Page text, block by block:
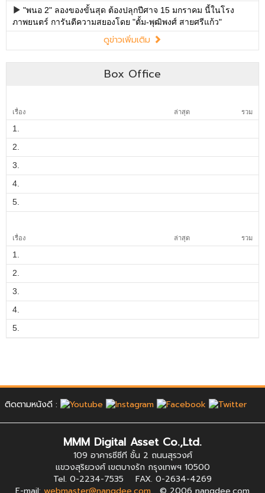
Box Office
เรื่อง ล่าสุด รวม
1.
2.
3.
4.
5.
เรื่อง ล่าสุด รวม
1.
2.
3.
4.
5.
ติดตามหนังดี :
MMM Digital Asset Co.,Ltd.
109 อาคารซีซีที ชั้น 2 ถนนสุรวงศ์
แขวงสุริยวงศ์ เขตบางรัก กรุงเทพฯ 10500
Tel. 0-2234-7535 FAX. 0-2634-4269